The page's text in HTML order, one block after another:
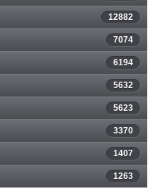
12882
7074
6194
5632
5623
3370
1407
1263